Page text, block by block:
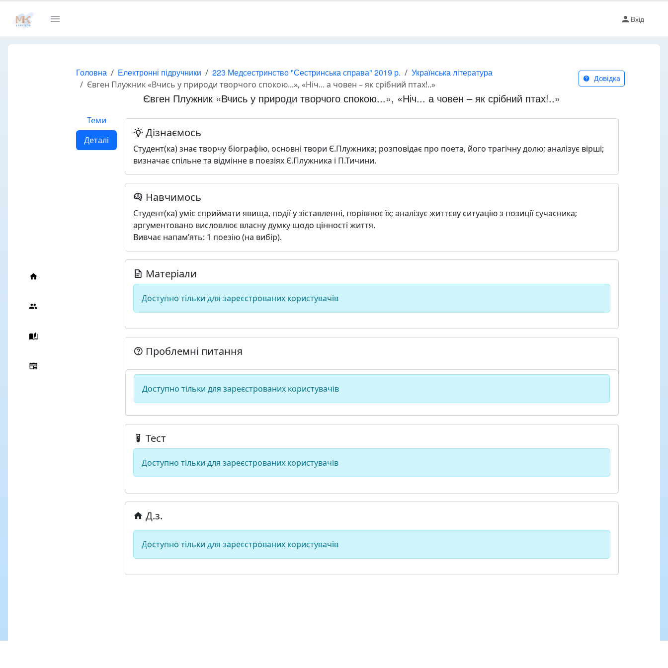
Вхід
Головна Електронні підручники 223 Медсестринство "Сестринська справа" 2019 р. Українська література
Євген Плужник «Вчись у природи творчого спокою...», «Ніч... а човен – як срібний птах!..»
Довідка
Євген Плужник «Вчись у природи творчого спокою...», «Ніч... а човен – як срібний птах!..»
Теми
Деталі
Дізнаємось
Студент(ка) знає творчу біографію, основні твори Є.Плужника; розповідає про поета, його трагічну долю; аналізує вірші;
визначає спільне та відмінне в поезіях Є.Плужника і П.Тичини.
Навчимось
Студент(ка) уміє сприймати явища, події у зіставленні, порівнює їх; аналізує життєву ситуацію з позиції сучасника;
аргументовано висловлює власну думку щодо цінності життя.
Вивчає напам’ять: 1 поезію (на вибір).
Матеріали
Доступно тільки для зареєстрованих користувачів
Проблемні питання
Доступно тільки для зареєстрованих користувачів
Тест
Доступно тільки для зареєстрованих користувачів
Д.з.
Доступно тільки для зареєстрованих користувачів